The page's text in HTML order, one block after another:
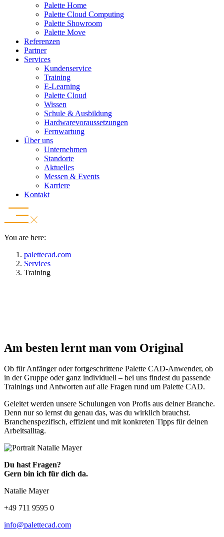
Palette Home
Palette Cloud Computing
Palette Showroom
Palette Move
Referenzen
Partner
Services
Kundenservice
Training
E-Learning
Palette Cloud
Wissen
Schule & Ausbildung
Hardwarevoraussetzungen
Fernwartung
Über uns
Unternehmen
Standorte
Aktuelles
Messen & Events
Karriere
Kontakt
You are here:
palettecad.com
Services
Training
Am besten lernt man vom Original
Ob für Anfänger oder fortgeschrittene Palette CAD-Anwender, ob
in der Gruppe oder ganz individuell – bei uns findest du passende
Trainings und Antworten auf alle Fragen rund um Palette CAD.
Geleitet werden unsere Schulungen von Profis aus deiner Branche.
Denn nur so lernst du genau das, was du wirklich brauchst.
Branchenspezifisch, effizient und mit konkreten Tipps für deinen
Arbeitsalltag.
Du hast Fragen?
Gern bin ich für dich da.
Natalie Mayer
+49 711 9595 0
info@palettecad.com